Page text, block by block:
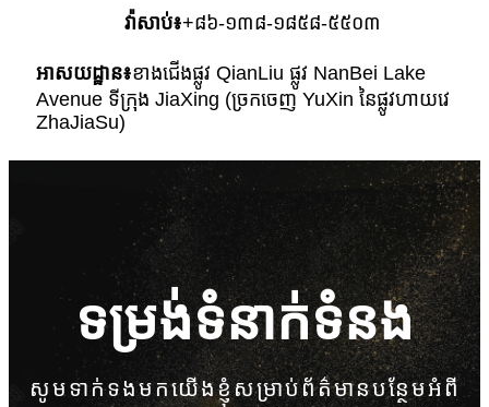
វ៉ាសាប់៖+៨៦-១៣៨-១៨៥៨-៥៥០៣
អាសយដ្ឋាន៖ខាងជើងផ្លូវ QianLiu ផ្លូវ NanBei Lake
Avenue ទីក្រុង JiaXing (ច្រកចេញ YuXin នៃផ្លូវហាយវេ
ZhaJiaSu)
ទម្រង់ទំនាក់ទំនង
សូមទាក់ទងមកយើងខ្ញុំសម្រាប់ព័ត៌មានបន្ថែមអំពី